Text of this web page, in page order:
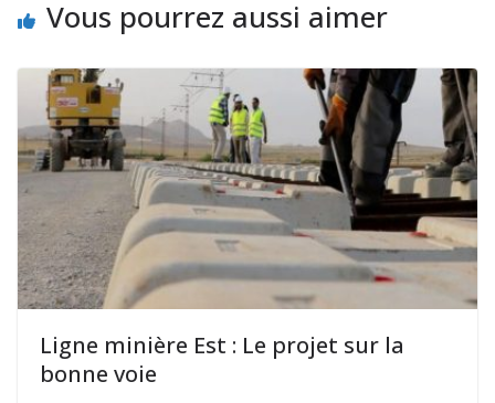
Vous pourrez aussi aimer
Ligne minière Est : Le projet sur la
bonne voie